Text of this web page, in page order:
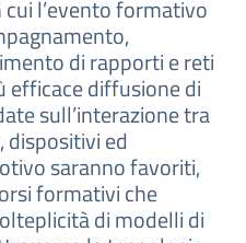
l’evento formativo
di rapporti e reti
efficace diffusione di
sull’interazione tra
ed
saranno favoriti,
formativi che
di modelli di